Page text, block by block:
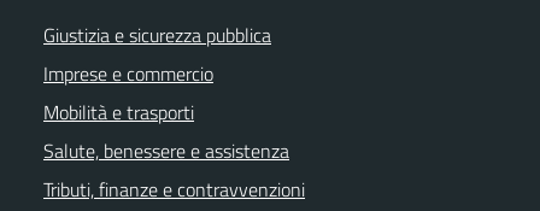
Giustizia e sicurezza pubblica
Imprese e commercio
Mobilità e trasporti
Salute, benessere e assistenza
Tributi, finanze e contravvenzioni